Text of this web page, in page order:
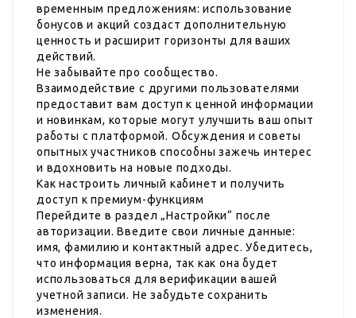
временным предложениям: использование
бонусов и акций создаст дополнительную
ценность и расширит горизонты для ваших
действий.
Не забывайте про сообщество.
Взаимодействие с другими пользователями
предоставит вам доступ к ценной информации
и новинкам, которые могут улучшить ваш опыт
работы с платформой. Обсуждения и советы
опытных участников способны зажечь интерес
и вдохновить на новые подходы.
Как настроить личный кабинет и получить
доступ к премиум-функциям
Перейдите в раздел „Настройки“ после
авторизации. Введите свои личные данные:
имя, фамилию и контактный адрес. Убедитесь,
что информация верна, так как она будет
использоваться для верификации вашей
учетной записи. Не забудьте сохранить
изменения.